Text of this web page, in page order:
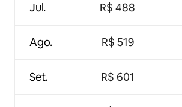
Jul.
Ago.
Set.
R$ 488
R$ 519
R$ 601